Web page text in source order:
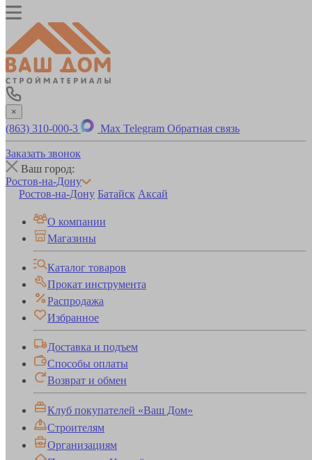
×
(863) 310-000-3 Max Telegram Обратная связь
Заказать звонок
Ваш город:
Ростов-на-Дону
Ростов-на-Дону Батайск Аксай
О компании
Магазины
Каталог товаров
Прокат инструмента
Распродажа
Избранное
Доставка и подъем
Способы оплаты
Возврат и обмен
Клуб покупателей «Ваш Дом»
Строителям
Организациям